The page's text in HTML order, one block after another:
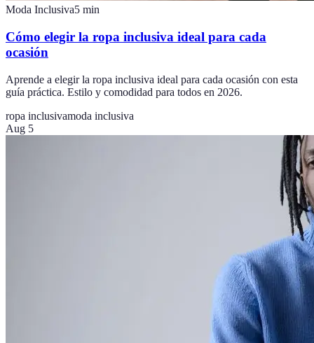
Moda Inclusiva5 min
Cómo elegir la ropa inclusiva ideal para cada
ocasión
Aprende a elegir la ropa inclusiva ideal para cada ocasión con esta
guía práctica. Estilo y comodidad para todos en 2026.
ropa inclusivamoda inclusiva
Aug 5